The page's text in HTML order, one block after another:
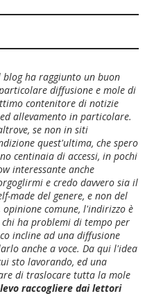
blog ha raggiunto un buon
diffusione e mole di
contenitore di notizie
allevamento in particolare.
se non in siti
quest'ultima, che spero
centinaia di accessi, in pochi
interessante anche
e credo davvero sia il
made del genere, e non del
comune, l'indirizzo è
ha problemi di tempo per
incline ad una diffusione
anche a voce. Da qui l'idea
sto lavorando, ed una
di traslocare tutta la mole
raccogliere dai lettori